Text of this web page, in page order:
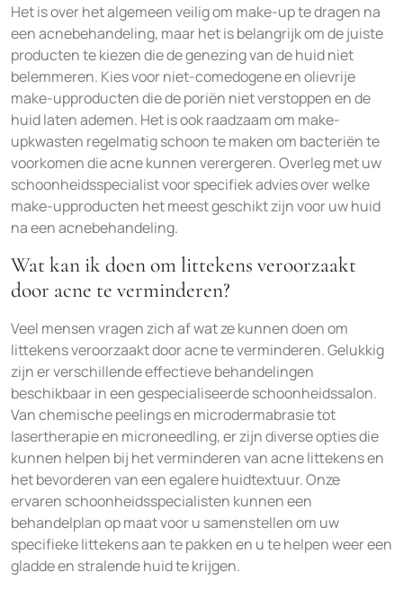
Het is over het algemeen veilig om make-up te dragen na
een acnebehandeling, maar het is belangrijk om de juiste
producten te kiezen die de genezing van de huid niet
belemmeren. Kies voor niet-comedogene en olievrije
make-upproducten die de poriën niet verstoppen en de
huid laten ademen. Het is ook raadzaam om make-
upkwasten regelmatig schoon te maken om bacteriën te
voorkomen die acne kunnen verergeren. Overleg met uw
schoonheidsspecialist voor specifiek advies over welke
make-upproducten het meest geschikt zijn voor uw huid
na een acnebehandeling.
Wat kan ik doen om littekens veroorzaakt
door acne te verminderen?
Veel mensen vragen zich af wat ze kunnen doen om
littekens veroorzaakt door acne te verminderen. Gelukkig
zijn er verschillende effectieve behandelingen
beschikbaar in een gespecialiseerde schoonheidssalon.
Van chemische peelings en microdermabrasie tot
lasertherapie en microneedling, er zijn diverse opties die
kunnen helpen bij het verminderen van acne littekens en
het bevorderen van een egalere huidtextuur. Onze
ervaren schoonheidsspecialisten kunnen een
behandelplan op maat voor u samenstellen om uw
specifieke littekens aan te pakken en u te helpen weer een
gladde en stralende huid te krijgen.